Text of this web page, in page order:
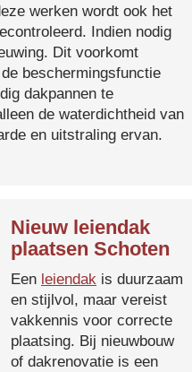
werken wordt ook het
Indien nodig
Dit voorkomt
beschermingsfunctie
dakpannen te
de waterdichtheid van
en uitstraling ervan.
Nieuw leiendak
plaatsen Schoten
Een leiendak is duurzaam
en stijlvol, maar vereist
vakkennis voor correcte
plaatsing. Bij nieuwbouw
of dakrenovatie is een